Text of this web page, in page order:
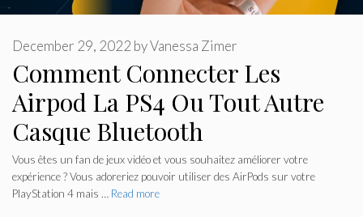
Comment Connecter Les
Airpod La PS4 Ou Tout Autre
Casque Bluetooth
December 29, 2022 byVanessa Zimer
Vous êtes un fan de jeux vidéo et vous souhaitez améliorer votre
expérience ? Vous adoreriez pouvoir utiliser des AirPods sur votre
PlayStation 4 mais … Read more